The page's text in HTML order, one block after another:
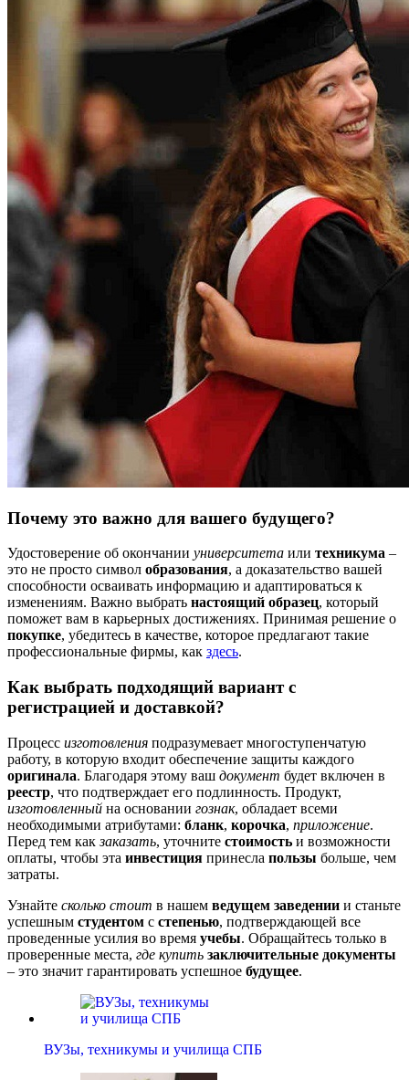
Почему это важно для вашего будущего?
Удостоверение об окончании университета или техникума –
это не просто символ образования, а доказательство вашей
способности осваивать информацию и адаптироваться к
изменениям. Важно выбрать настоящий образец, который
поможет вам в карьерных достижениях. Принимая решение о
покупке, убедитесь в качестве, которое предлагают такие
профессиональные фирмы, как здесь.
Как выбрать подходящий вариант с
регистрацией и доставкой?
Процесс изготовления подразумевает многоступенчатую
работу, в которую входит обеспечение защиты каждого
оригинала. Благодаря этому ваш документ будет включен в
реестр, что подтверждает его подлинность. Продукт,
изготовленный на основании гознак, обладает всеми
необходимыми атрибутами: бланк, корочка, приложение.
Перед тем какзаказать, уточните стоимость и возможности
оплаты, чтобы эта инвестиция принесла пользы больше, чем
затраты.
Узнайте сколько стоит в нашем ведущем заведении и станьте
успешным студентом с степенью, подтверждающей все
проведенные усилия во время учебы. Обращайтесь только в
проверенные места, где купить заключительные документы
– это значит гарантировать успешное будущее.
ВУЗы, техникумы и училища СПБ